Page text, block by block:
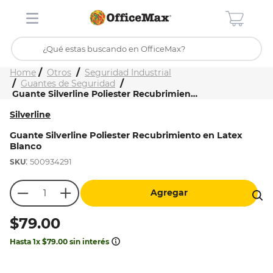
¿Qué estas buscando en OfficeMax?
Inicio Tienda
Otros
Seguridad Industrial
Guantes de Seguridad
Guante Silverline Poliester Recubrimiento en Latex Blanco
Silverline
Guante Silverline Poliester Recubrimiento en Latex
Blanco
: 500934291
Agregar
$79.00
Hasta 1x $79.00 sin interés
TÉRMINOS MÁS BUSCADOS
.
ojo turco
2.
toy story
3.
stitch
4.
flores
.
mochilas
.
stuk
7.
mochila
8.
carpeta